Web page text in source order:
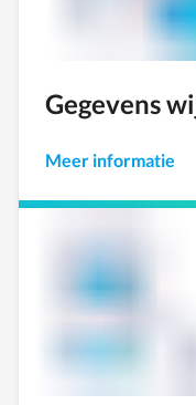
Gegevens
Meer informatie